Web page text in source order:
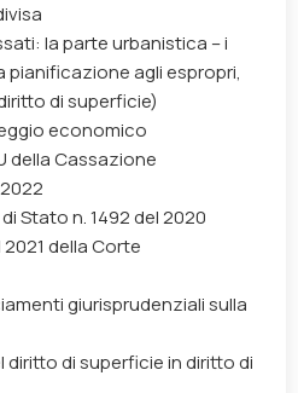
: la parte urbanistica – i
pianificazione agli espropri,
di superficie)
economico
della Cassazione
Stato n. 1492 del 2020
della Corte
giurisprudenziali sulla
di superficie in diritto di